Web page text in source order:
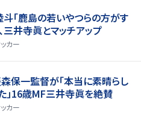
斗「鹿島の若いやつらの方がす
三井寺眞とマッチアップ
カー
森保一監督が「本当に素晴らし
」16歳MF三井寺眞を絶賛
カー